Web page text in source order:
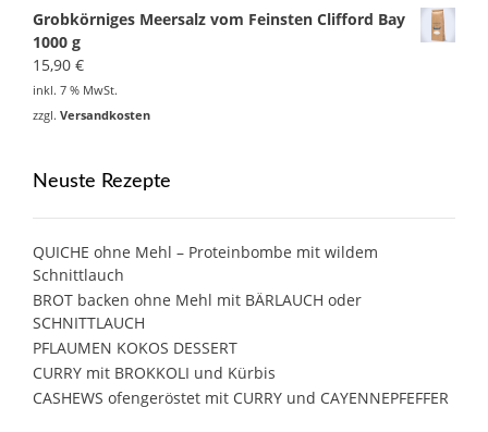
Grobkörniges Meersalz vom Feinsten Clifford Bay
1000 g
15,90 €
inkl. 7 % MwSt.
zzgl. Versandkosten
Neuste Rezepte
QUICHE ohne Mehl – Proteinbombe mit wildem
Schnittlauch
BROT backen ohne Mehl mit BÄRLAUCH oder
SCHNITTLAUCH
PFLAUMEN KOKOS DESSERT
CURRY mit BROKKOLI und Kürbis
CASHEWS ofengeröstet mit CURRY und CAYENNEPFEFFER